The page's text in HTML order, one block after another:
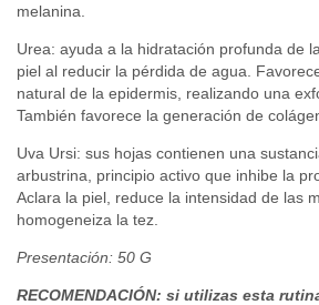
melanina.
Urea: ayuda a la hidratación profunda de
piel al reducir la pérdida de agua.
natural de la epidermis, realizando una
También favorece la generación de
Uva Ursi: sus hojas contienen una
arbustrina, principio activo que inhibe la
Aclara la piel, reduce la intensidad de las
homogeneiza la tez.
Presentación: 50 G
RECOMENDACIÓN: si utilizas esta